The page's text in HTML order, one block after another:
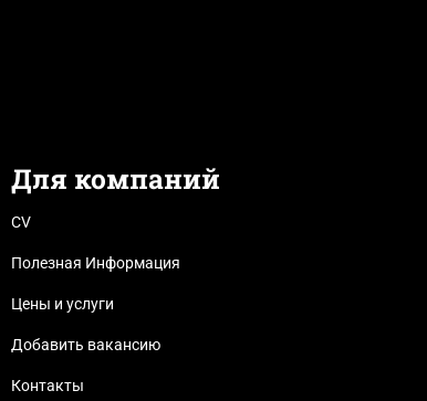
Для компаний
CV
Полезная Информация
Цены и услуги
Добавить вакансию
Контакты